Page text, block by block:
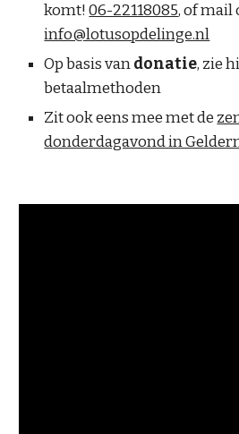
komt!06-22118085, of mail
info@lotusopdelinge.nl
Op basis vandonatie, zie
betaalmethoden
Zit ook eens mee met de
donderdagavond in